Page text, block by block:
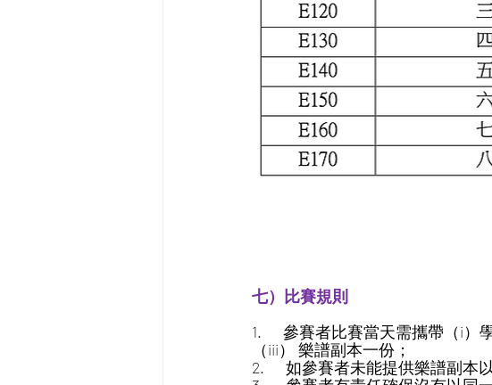
七）比賽規則
1.      參賽者比賽當天需攜帶（i
（iii） 樂譜副本一份；
2.      如參賽者未能提供樂譜副本